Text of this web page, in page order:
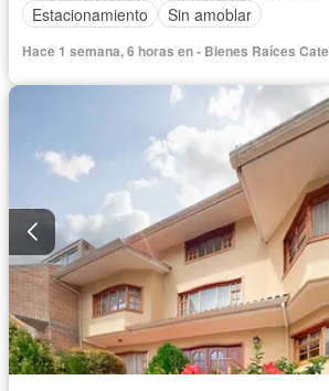
Estacionamiento
Sin amoblar
Hace 1 semana, 6 horas en - Bienes Raíces